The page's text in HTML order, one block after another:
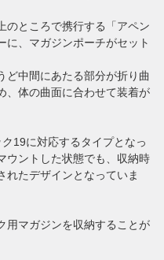
のところで携行する「アペン
に、マガジンポーチがセット
ど中間にあたる部分が折り曲
、体の曲面に合わせて装着が
19に対応するタイプとなっ
ウントした状態でも、収納時
れたデザインとなっていま
用マガジンを収納することが